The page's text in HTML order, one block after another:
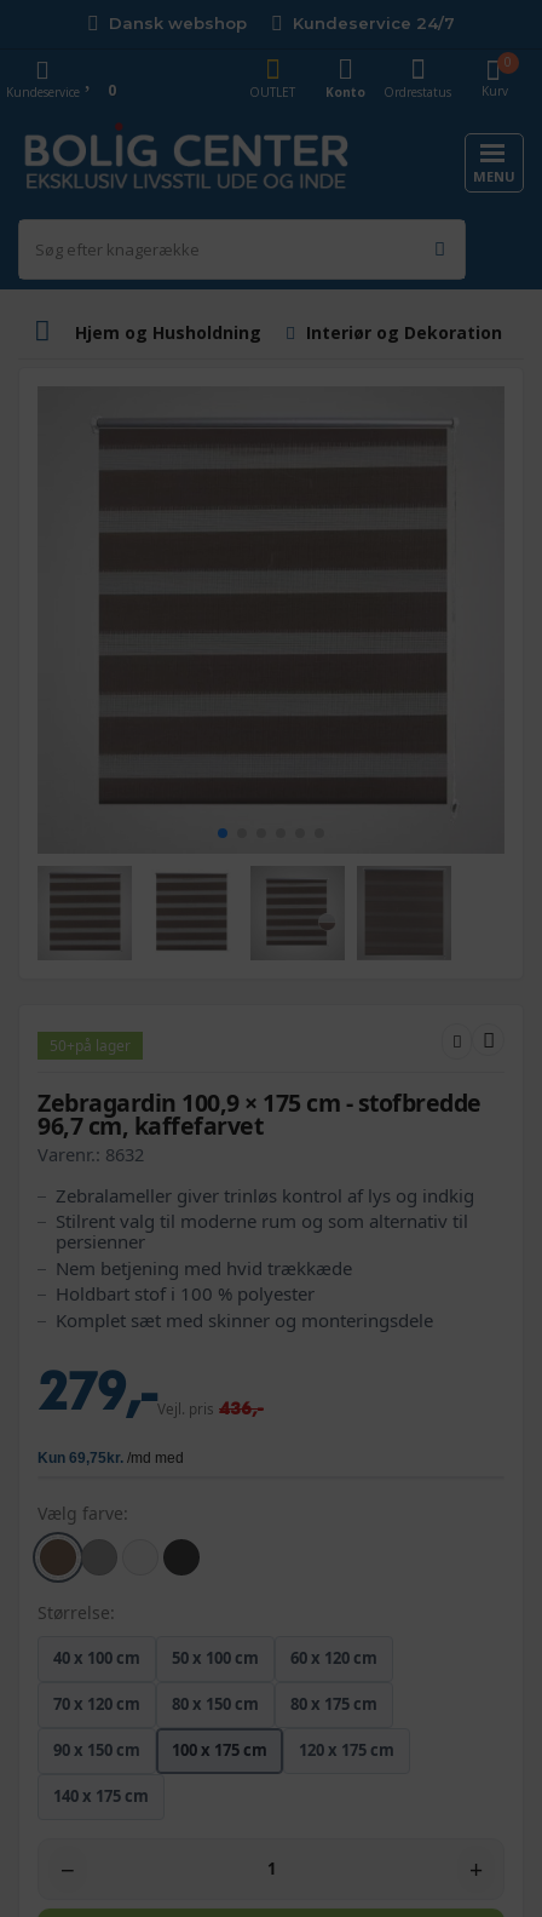
Dansk webshop Kundeservice 24/7
Kurv
0
OUTLET
Konto Ordrestatus
Kundeservice 0
MENU
Hjem og Husholdning Interiør og Dekoration
50+på lager
Zebragardin 100,9 × 175 cm - stofbredde
96,7 cm, kaffefarvet
Varenr.: 8632
Zebralameller giver trinløs kontrol af lys og indkig
Stilrent valg til moderne rum og som alternativ til
persienner
Nem betjening med hvid trækkæde
Holdbart stof i 100 % polyester
Komplet sæt med skinner og monteringsdele
279,-Vejl. pris 436,-
Vælg farve:
Størrelse:
40 x 100 cm 50 x 100 cm 60 x 120 cm
70 x 120 cm 80 x 150 cm 80 x 175 cm
90 x 150 cm 100 x 175 cm 120 x 175 cm
140 x 175 cm
− +